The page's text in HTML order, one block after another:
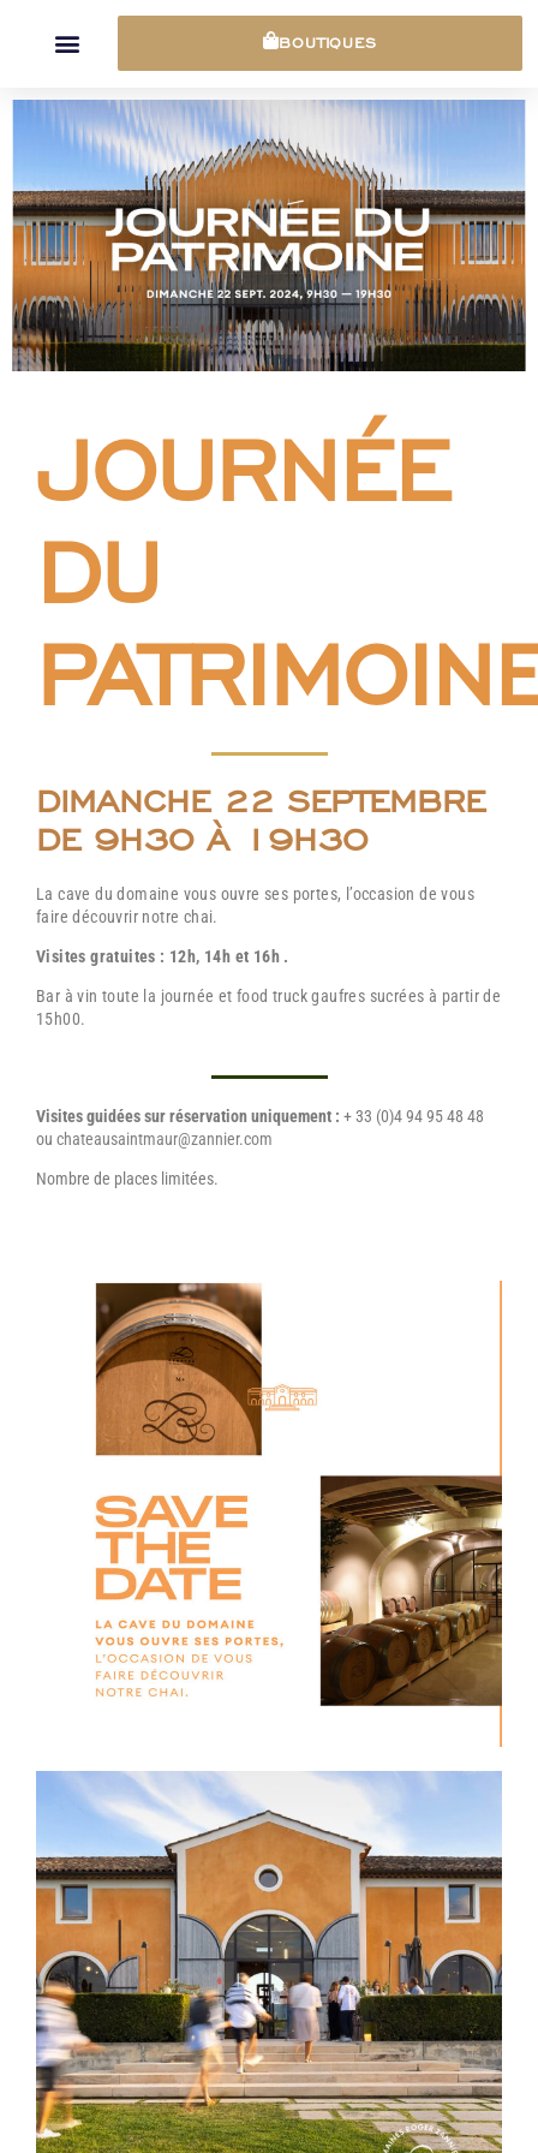
BOUTIQUES
JOURNÉE
DU
DIMANCHE 22 SEPTEMBRE
DE 9H30 À 19H30
La cave du domaine vous ouvre ses portes, l’occasion de vous
faire découvrir notre chai.
Visites gratuites : 12h, 14h et 16h .
Bar à vin toute la journée et food truck gaufres sucrées à partir de
15h00.
Visites guidées sur réservation uniquement : + 33 (0)4 94 95 48 48
ou chateausaintmaur@zannier.com
Nombre de places limitées.
Panneau de gestion des cookies